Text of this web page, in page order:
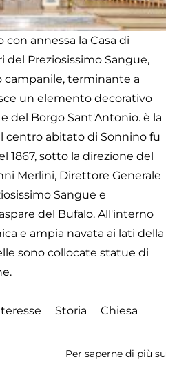
con annessa la Casa di
del Preziosissimo Sangue,
terminante a
un elemento decorativo
del Borgo Sant'Antonio. è la
centro abitato di Sonnino fu
1867, sotto la direzione del
Merlini, Direttore Generale
Sangue e
del Bufalo. All'interno
e ampia navata ai lati della
sono collocate statue di
Storia
Chiesa
Per saperne di più su